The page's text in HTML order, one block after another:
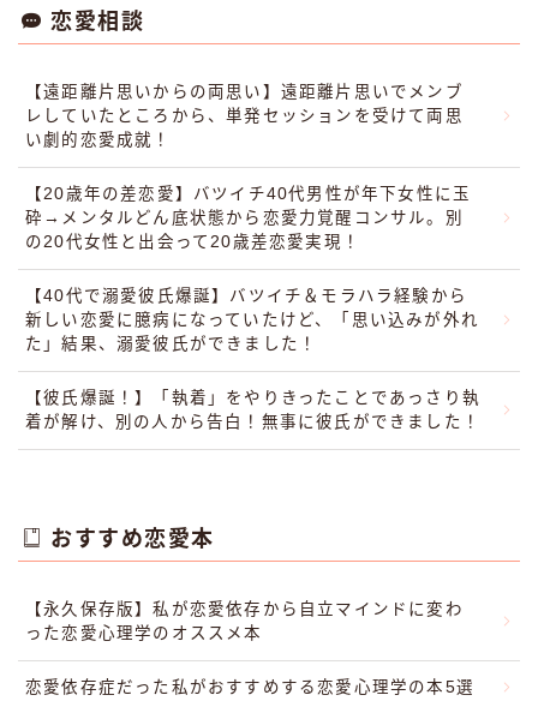
恋愛相談
【遠距離片思いからの両思い】遠距離片思いでメンブ
レしていたところから、単発セッションを受けて両思
い劇的恋愛成就！
【20歳年の差恋愛】バツイチ40代男性が年下女性に玉
砕→メンタルどん底状態から恋愛力覚醒コンサル。別
の20代女性と出会って20歳差恋愛実現！
【40代で溺愛彼氏爆誕】バツイチ＆モラハラ経験から
新しい恋愛に臆病になっていたけど、「思い込みが外れ
た」結果、溺愛彼氏ができました！
【彼氏爆誕！】「執着」をやりきったことであっさり執
着が解け、別の人から告白！無事に彼氏ができました！
おすすめ恋愛本
【永久保存版】私が恋愛依存から自立マインドに変わ
った恋愛心理学のオススメ本
恋愛依存症だった私がおすすめする恋愛心理学の本5選